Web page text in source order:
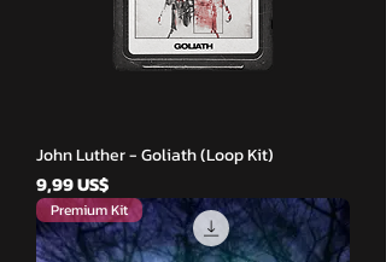
John Luther - Goliath (Loop Kit)
Cena
9,99 US$
Premium Kit